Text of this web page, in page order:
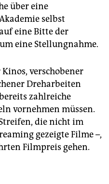
über eine
selbst
eine Bitte der
eine Stellungnahme.
verschobener
Dreharbeiten
zahlreiche
vornehmen müssen.
die nicht im
gezeigte Filme –,
Filmpreis gehen.